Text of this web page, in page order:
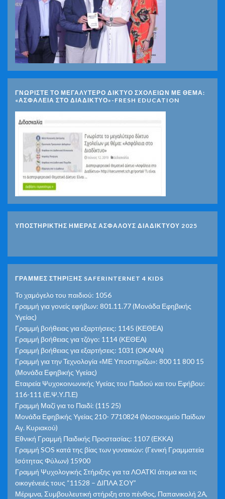
ΓΝΩΡΊΣΤΕ ΤΟ ΜΕΓΑΛΎΤΕΡΟ ΔΊΚΤΥΟ ΣΧΟΛΕΊΩΝ ΜΕ ΘΈΜΑ:
«ΑΣΦΆΛΕΙΑ ΣΤΟ ΔΙΑΔΊΚΤΥΟ»-FRESH EDUCATION
ΥΠΟΣΤΗΡΙΚΤΗΣ ΗΜΕΡΑΣ ΑΣΦΑΛΟΥΣ ΔΙΑΔΙΚΤΥΟΥ 2025
ΓΡΑΜΜΕΣ ΣΤΗΡΙΞΗΣ SAFERINTERNET 4 KIDS
Το χαμόγελο του παιδιού: 1056
Γραμμή για γονείς εφήβων: 801.11.77 (Μονάδα Εφηβικής
Υγείας)
Γραμμή βοήθειας για εξαρτήσεις: 1145 (ΚΕΘΕΑ)
Γραμμή βοήθειας για τζόγο: 1114 (ΚΕΘΕΑ)
Γραμμή βοήθειας για εξαρτήσεις: 1031 (ΟΚΑΝΑ)
Γραμμή για την Τεχνολογία «ΜΕ Υποστηρίζω»: 800 11 800 15
(Μονάδα Εφηβικής Υγείας)
Εταιρεία Ψυχοκοινωνικής Υγείας του Παιδιού και του Εφήβου:
116-111 (Ε.Ψ.Υ.Π.Ε)
Γραμμή Μαζί για το Παιδί: (115 25)
Μονάδα Εφηβικής Υγείας 210- 7710824 (Νοσοκομείο Παίδων
Αγ. Κυριακού)
Εθνική Γραμμή Παιδικής Προστασίας: 1107 (ΕΚΚΑ)
Γραμμή SOS κατά της βίας των γυναικών: (Γενική Γραμματεία
Ισότητας Φύλων) 15900
Γραμμή Ψυχολογικής Στήριξης για τα ΛΟΑΤΚΙ άτομα και τις
οικογένειές τους “11528 – ΔΙΠΛΑ ΣΟΥ”
Μέριμνα, Συμβουλευτική στήριξη στο πένθος, Παπανικολή 2Α,